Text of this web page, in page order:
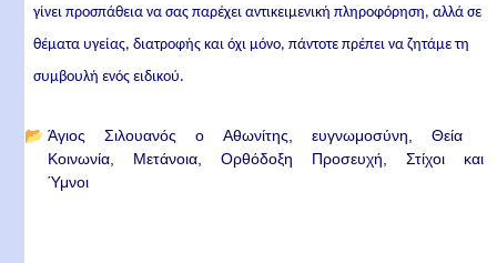
γίνει προσπάθεια να σας παρέχει αντικειμενική πληροφόρηση, αλλά σε
θέματα υγείας, διατροφής και όχι μόνο, πάντοτε πρέπει να ζητάμε τη
συμβουλή ενός ειδικού.
📂 Άγιος Σιλουανός ο Αθωνίτης ευγνωμοσύνη
Θεία
Κοινωνία
Μετάνοια Ορθόδοξη Προσευχή
Στίχοι και
Ύμνοι